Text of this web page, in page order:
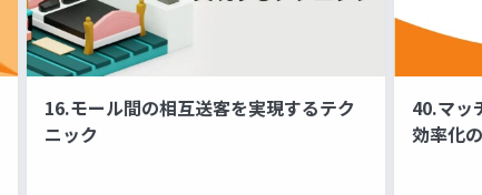
16.モール間の相互送客を実現するテク
ニック
40.マッ
効率化